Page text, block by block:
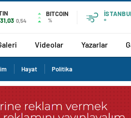
0,54
BITCOIN
%
°
Videolar Yazarlar
Hayat Politika